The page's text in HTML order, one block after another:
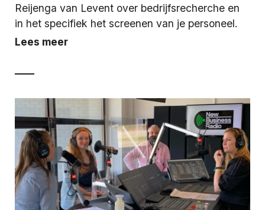
Reijenga van Levent over bedrijfsrecherche en
in het specifiek het screenen van je personeel.
Lees meer